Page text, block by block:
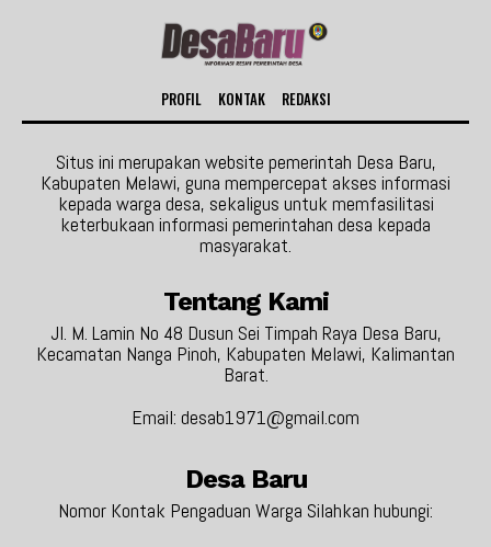
PROFIL KONTAK REDAKSI
Situs ini merupakan website pemerintah Desa Baru,
Kabupaten Melawi, guna mempercepat akses informasi
kepada warga desa, sekaligus untuk memfasilitasi
keterbukaan informasi pemerintahan desa kepada
masyarakat.
Tentang Kami
Jl. M. Lamin No 48 Dusun Sei Timpah Raya Desa Baru,
Kecamatan Nanga Pinoh, Kabupaten Melawi, Kalimantan
Barat.
Email: desab1971@gmail.com
Desa Baru
Nomor Kontak Pengaduan Warga Silahkan hubungi: